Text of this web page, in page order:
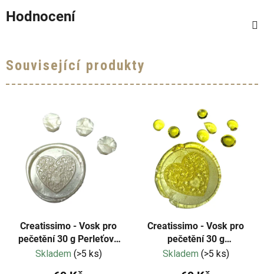
Hodnocení
Související produkty
Creatissimo - Vosk pro
pečetění 30 g Perleťově
bílá barva
Skladem (>5 ks)
Creatissimo - Vosk pro
pečetění 30 g
Transparentní
Skladem (>5 ks)